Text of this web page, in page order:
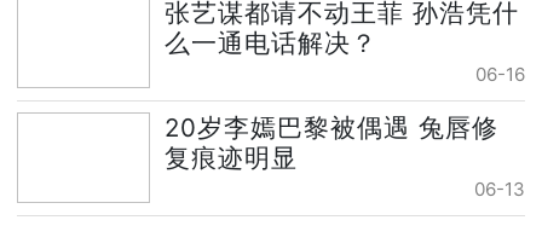
张艺谋都请不动王菲 孙浩凭什
么一通电话解决？
06-16
20岁李嫣巴黎被偶遇 兔唇修
复痕迹明显
06-13